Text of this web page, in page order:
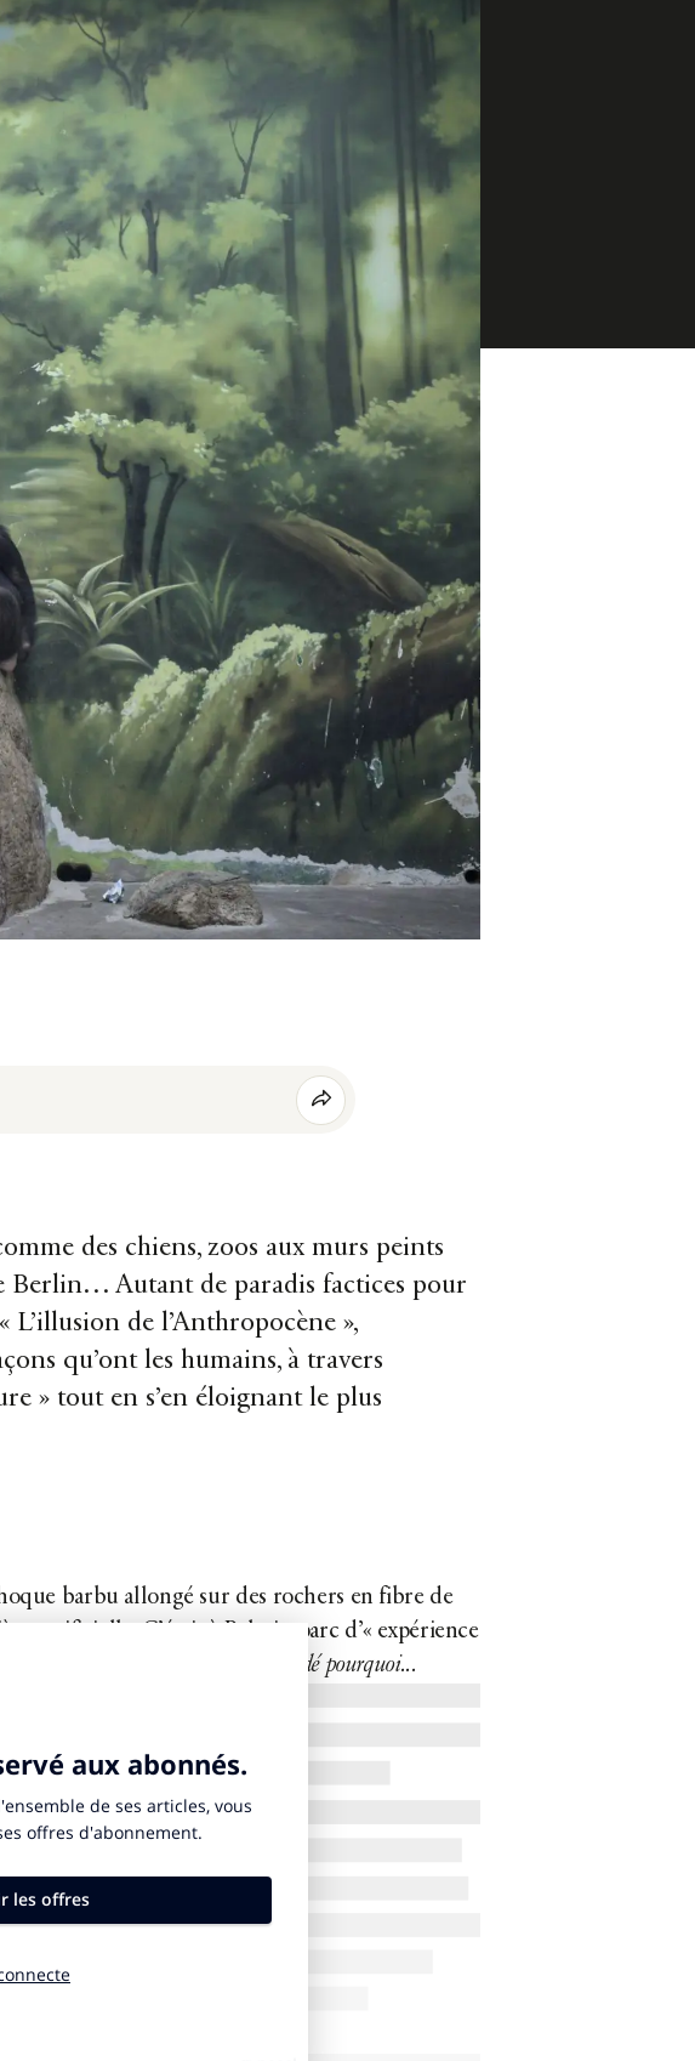
des chiens, zoos aux murs peints
Berlin… Autant de paradis factices pour
L’illusion de l’Anthropocène »,
qu’ont les humains, à travers
» tout en s’en éloignant le plus
barbu allongé sur des rochers en fibre de
artificielle. C’était à Polaria, parc d’« expérience
la Norvège.
« Je me suis demandé pourquoi...